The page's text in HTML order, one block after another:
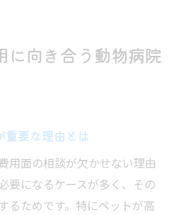
に向き合う動物病院
重要な理由とは
用面の相談が欠かせない理由
要になるケースが多く、その
るためです。特にペットが高